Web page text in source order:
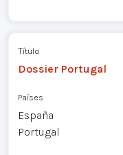
Título
Dossier Portugal
Países
España
Portugal